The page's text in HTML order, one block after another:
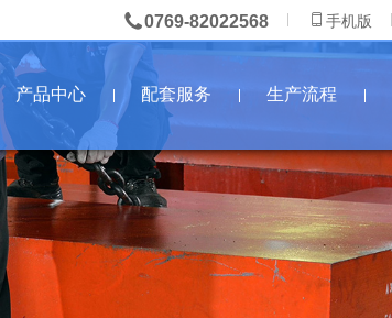
0769-82022568 手机版
产品中心 配套服务 生产流程